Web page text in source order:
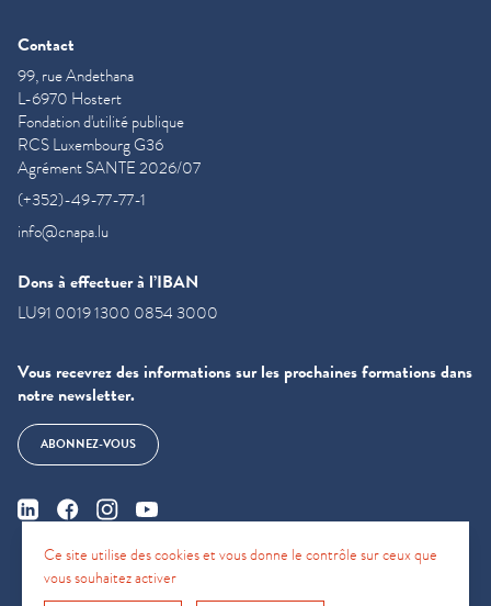
Contact
99, rue Andethana
L-6970 Hostert
Fondation d'utilité publique
RCS Luxembourg G36
Agrément SANTE 2026/07
(+352)-49-77-77-1
info@cnapa.lu
Dons à effectuer à l’IBAN
LU91 0019 1300 0854 3000
Vous recevrez des informations sur les prochaines formations dans
notre newsletter.
ABONNEZ-VOUS
Ce site utilise des cookies et vous donne le contrôle sur ceux que
vous souhaitez activer